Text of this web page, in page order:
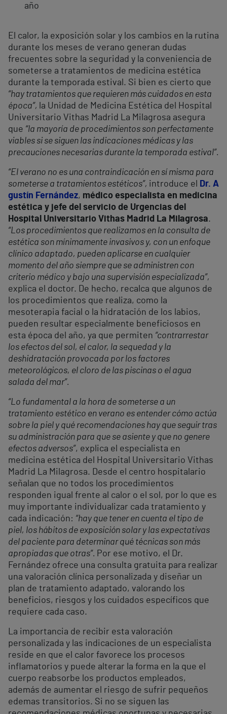
año
El calor, la exposición solar y los cambios en la rutina
durante los meses de verano generan dudas
frecuentes sobre la seguridad y la conveniencia de
someterse a tratamientos de medicina estética
durante la temporada estival. Si bien es cierto que
“hay tratamientos que requieren más cuidados en esta
época”, la Unidad de Medicina Estética del Hospital
Universitario Vithas Madrid La Milagrosa asegura
que “la mayoría de procedimientos son perfectamente
viables si se siguen las indicaciones médicas y las
precauciones necesarias durante la temporada estival”.
“El verano no es una contraindicación en sí misma para
someterse a tratamientos estéticos”, introduce el
Dr. A
gustín Fernández, médico especialista en medicina
estética y jefe del servicio de Urgencias del
Hospital Universitario Vithas Madrid La Milagrosa.
“Los procedimientos que realizamos en la consulta de
estética son mínimamente invasivos y, con un enfoque
clínico adaptado, pueden aplicarse en cualquier
momento del año siempre que se administren con
criterio médico y bajo una supervisión especializada”,
explica el doctor. De hecho, recalca que algunos de
los procedimientos que realiza, como la
mesoterapia facial o la hidratación de los labios,
pueden resultar especialmente beneficiosos en
esta época del año, ya que permiten “contrarrestar
los efectos del sol, el calor, la sequedad y la
deshidratación provocada por los factores
meteorológicos, el cloro de las piscinas o el agua
salada del mar”.
“Lo fundamental a la hora de someterse a un
tratamiento estético en verano es entender cómo actúa
sobre la piel y qué recomendaciones hay que seguir tras
su administración para que se asiente y que no genere
efectos adversos”, explica el especialista en
medicina estética del Hospital Universitario Vithas
Madrid La Milagrosa. Desde el centro hospitalario
señalan que no todos los procedimientos
responden igual frente al calor o el sol, por lo que es
muy importante individualizar cada tratamiento y
cada indicación: “hay que tener en cuenta el tipo de
piel, los hábitos de exposición solar y las expectativas
del paciente para determinar qué técnicas son más
apropiadas que otras”. Por ese motivo, el Dr.
Fernández ofrece una consulta gratuita para realizar
una valoración clínica personalizada y diseñar un
plan de tratamiento adaptado, valorando los
beneficios, riesgos y los cuidados específicos que
requiere cada caso.
La importancia de recibir esta valoración
personalizada y las indicaciones de un especialista
reside en que el calor favorece los procesos
inflamatorios y puede alterar la forma en la que el
cuerpo reabsorbe los productos empleados,
además de aumentar el riesgo de sufrir pequeños
edemas transitorios. Si no se siguen las